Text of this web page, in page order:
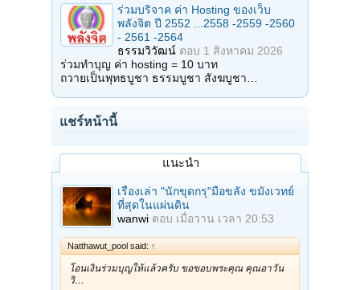
ร่วมบริจาค ค่า Hosting ของเว็บ
พลังจิต ปี 2552 ...2558 -2559 -2560
- 2561 -2564
ธรรมวิวัฒน์ ตอบ 1 สิงหาคม 2026
ร่วมทำบุญ ค่า hosting = 10 บาท
ถวายเป็นพุทธบูชา ธรรมบูชา สังฆบูชา…
แชร์หน้านี้
แนะนำ
เรื่องเล่า "นักขุดกรุ"มือขลัง ขมังเวทย์
ที่สุดในแผ่นดิน
wanwi ตอบ เมื่อวาน เวลา 20:53
Natthawut_pool said: ↑
โอนเงินร่วมบุญให้แล้วครับ ขอขอบพระคุณ คุณอาวัน
วิ…